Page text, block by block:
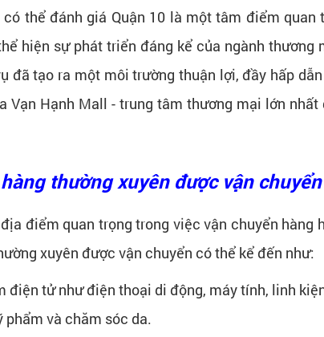
có thể đánh giá Quận 10 là một tâm điểm
hiện sự phát triển đáng kể của ngành
đã tạo ra một môi trường thuận lợi, đầy hấp
Vạn Hạnh Mall - trung tâm thương mại lớn
thường xuyên được vận
điểm quan trọng trong việc vận chuyển hàng
xuyên được vận chuyển có thể kể đến như:
điện tử như điện thoại di động, máy tính, linh
phẩm và chăm sóc da.